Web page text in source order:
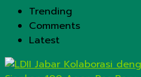
Trending
Comments
Latest